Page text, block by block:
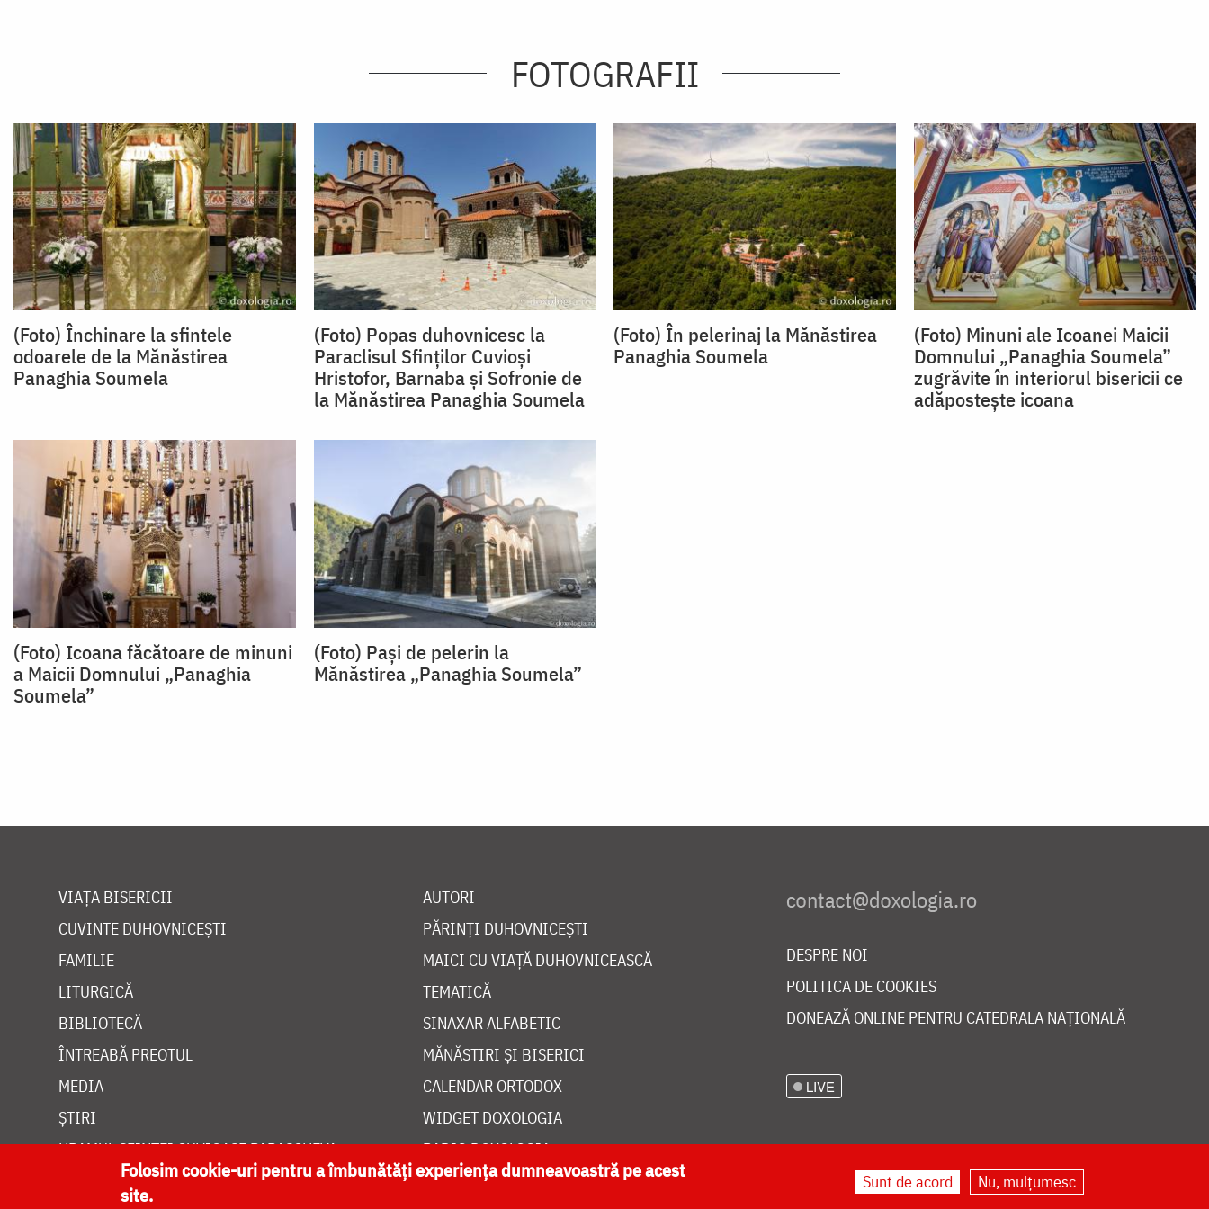
FOTOGRAFII
(Foto) Închinare la sfintele
odoarele de la Mănăstirea
Panaghia Soumela
(Foto) Popas duhovnicesc la
Paraclisul Sfinților Cuvioși
Hristofor, Barnaba și Sofronie de
la Mănăstirea Panaghia Soumela
(Foto) În pelerinaj la Mănăstirea
Panaghia Soumela
(Foto) Minuni ale Icoanei Maicii
Domnului „Panaghia Soumela”
zugrăvite în interiorul bisericii ce
adăpostește icoana
(Foto) Icoana făcătoare de minuni
a Maicii Domnului „Panaghia
Soumela”
(Foto) Pași de pelerin la
Mănăstirea „Panaghia Soumela”
VIAȚA BISERICII
CUVINTE DUHOVNICEȘTI
FAMILIE
LITURGICĂ
BIBLIOTECĂ
ÎNTREABĂ PREOTUL
MEDIA
ȘTIRI
HRAMUL SFINTEI CUVIOASE PARASCHEVA
AUTORI
PĂRINȚI DUHOVNICEȘTI
MAICI CU VIAȚĂ DUHOVNICEASCĂ
TEMATICĂ
SINAXAR ALFABETIC
MĂNĂSTIRI ȘI BISERICI
CALENDAR ORTODOX
WIDGET DOXOLOGIA
RADIO DOXOLOGIA
DESPRE NOI
POLITICA DE COOKIES
DONEAZĂ ONLINE PENTRU CATEDRALA NAȚIONALĂ
LIVE
Folosim cookie-uri pentru a îmbunătăți experiența dumneavoastră pe acest
site.
Sunt de acord Nu, mulțumesc